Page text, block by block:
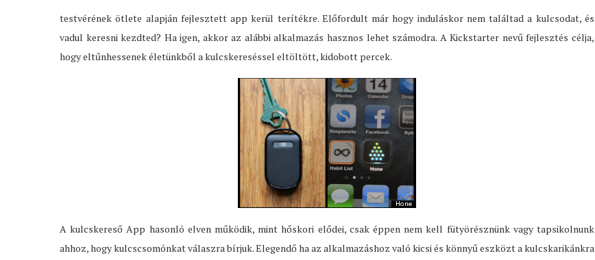
testvérének ötlete alapján fejlesztett app kerül terítékre. Előfordult már hogy induláskor nem találtad a kulcsodat, és
vadul keresni kezdted? Ha igen, akkor az alábbi alkalmazás hasznos lehet számodra. A Kickstarter nevű fejlesztés célja,
hogy eltűnhessenek életünkből a kulcskereséssel eltöltött, kidobott percek.
A kulcskereső App hasonló elven működik, mint hőskori elődei, csak éppen nem kell fütyörésznünk vagy tapsikolnunk
ahhoz, hogy kulcscsomónkat válaszra bírjuk. Elegendő ha az alkalmazáshoz való kicsi és könnyű eszközt a kulcskarikánkra